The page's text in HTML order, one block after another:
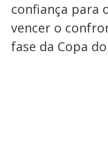
confiança para
vencer o
fase da Copa